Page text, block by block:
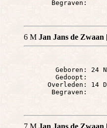
6 M Jan Jans de Zwaan
Geboren: 24
        Gedoopt:
Overleden: 14